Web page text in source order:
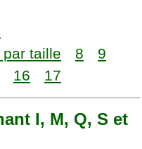
par taille 8
9
16 17
I, M, Q, S et